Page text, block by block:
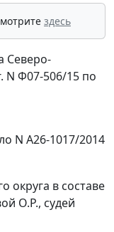
здесь
Северо-
N Ф07-506/15 по
N А26-1017/2014
округа в составе
О.Р., судей